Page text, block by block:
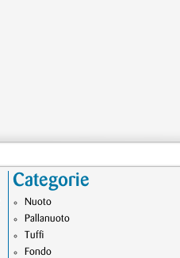
Categorie
Nuoto
Pallanuoto
Tuffi
Fondo